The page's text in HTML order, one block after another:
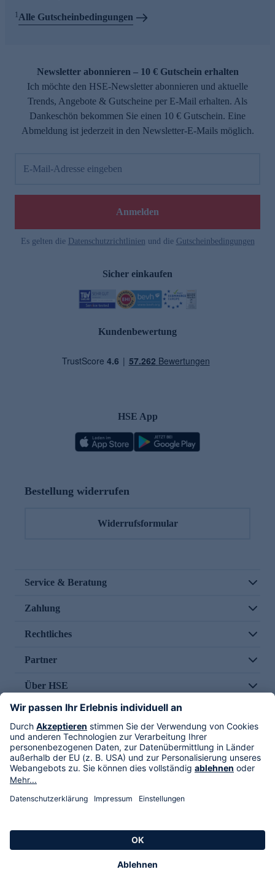
1Alle Gutscheinbedingungen
Newsletter abonnieren – 10 € Gutschein erhalten
Ich möchte den HSE-Newsletter abonnieren und aktuelle
Trends, Angebote & Gutscheine per E-Mail erhalten. Als
Dankeschön bekommen Sie einen 10 € Gutschein. Eine
Abmeldung ist jederzeit in den Newsletter-E-Mails möglich.
E-Mail-Adresse eingeben
Anmelden
Es gelten die Datenschutzrichtlinien und die Gutscheinbedingungen
Sicher einkaufen
Kundenbewertung
HSE App
Bestellung widerrufen
Widerrufsformular
Service & Beratung
Zahlung
Rechtliches
Partner
Über HSE
Im TV
HSE International